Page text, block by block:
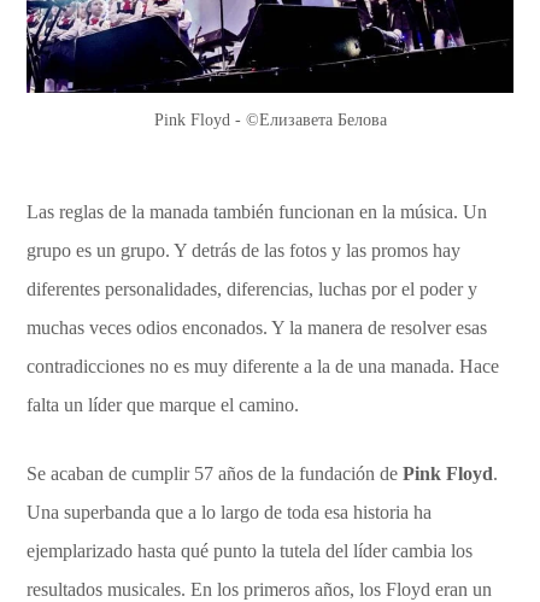
Pink Floyd - ©Елизавета Белова
Las reglas de la manada también funcionan en la música. Un
grupo es un grupo. Y detrás de las fotos y las promos hay
diferentes personalidades, diferencias, luchas por el poder y
muchas veces odios enconados. Y la manera de resolver esas
contradicciones no es muy diferente a la de una manada. Hace
falta un líder que marque el camino.
Se acaban de cumplir 57 años de la fundación dePink Floyd.
Una superbanda que a lo largo de toda esa historia ha
ejemplarizado hasta qué punto la tutela del líder cambia los
resultados musicales. En los primeros años, los Floyd eran un